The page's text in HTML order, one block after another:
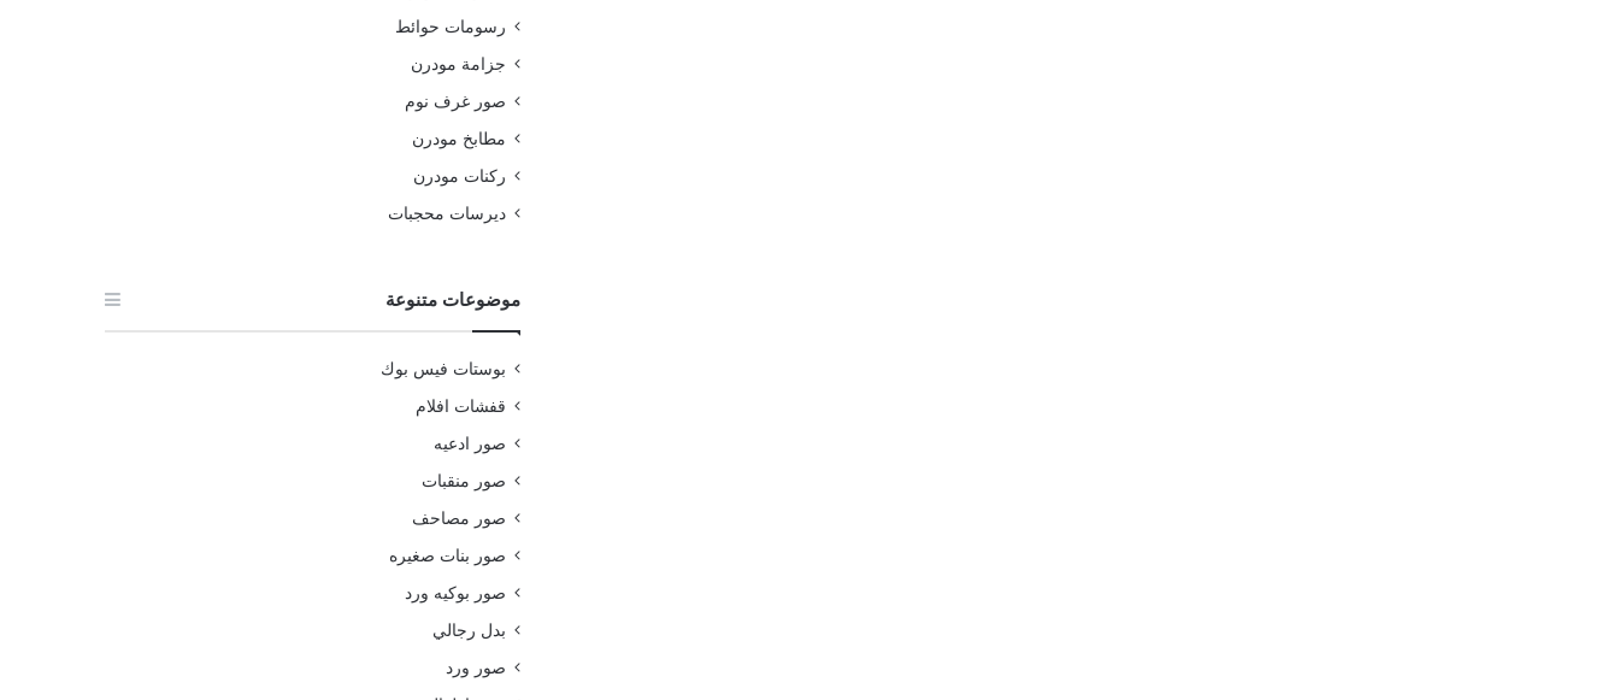
رسومات حوائط
جزامة مودرن
صور غرف نوم
مطابخ مودرن
ركنات مودرن
ديرسات محجبات
موضوعات متنوعة
بوستات فيس بوك
قفشات افلام
صور ادعيه
صور منقبات
صور مصاحف
صور بنات صغيره
صور بوكيه ورد
بدل رجالي
صور ورد